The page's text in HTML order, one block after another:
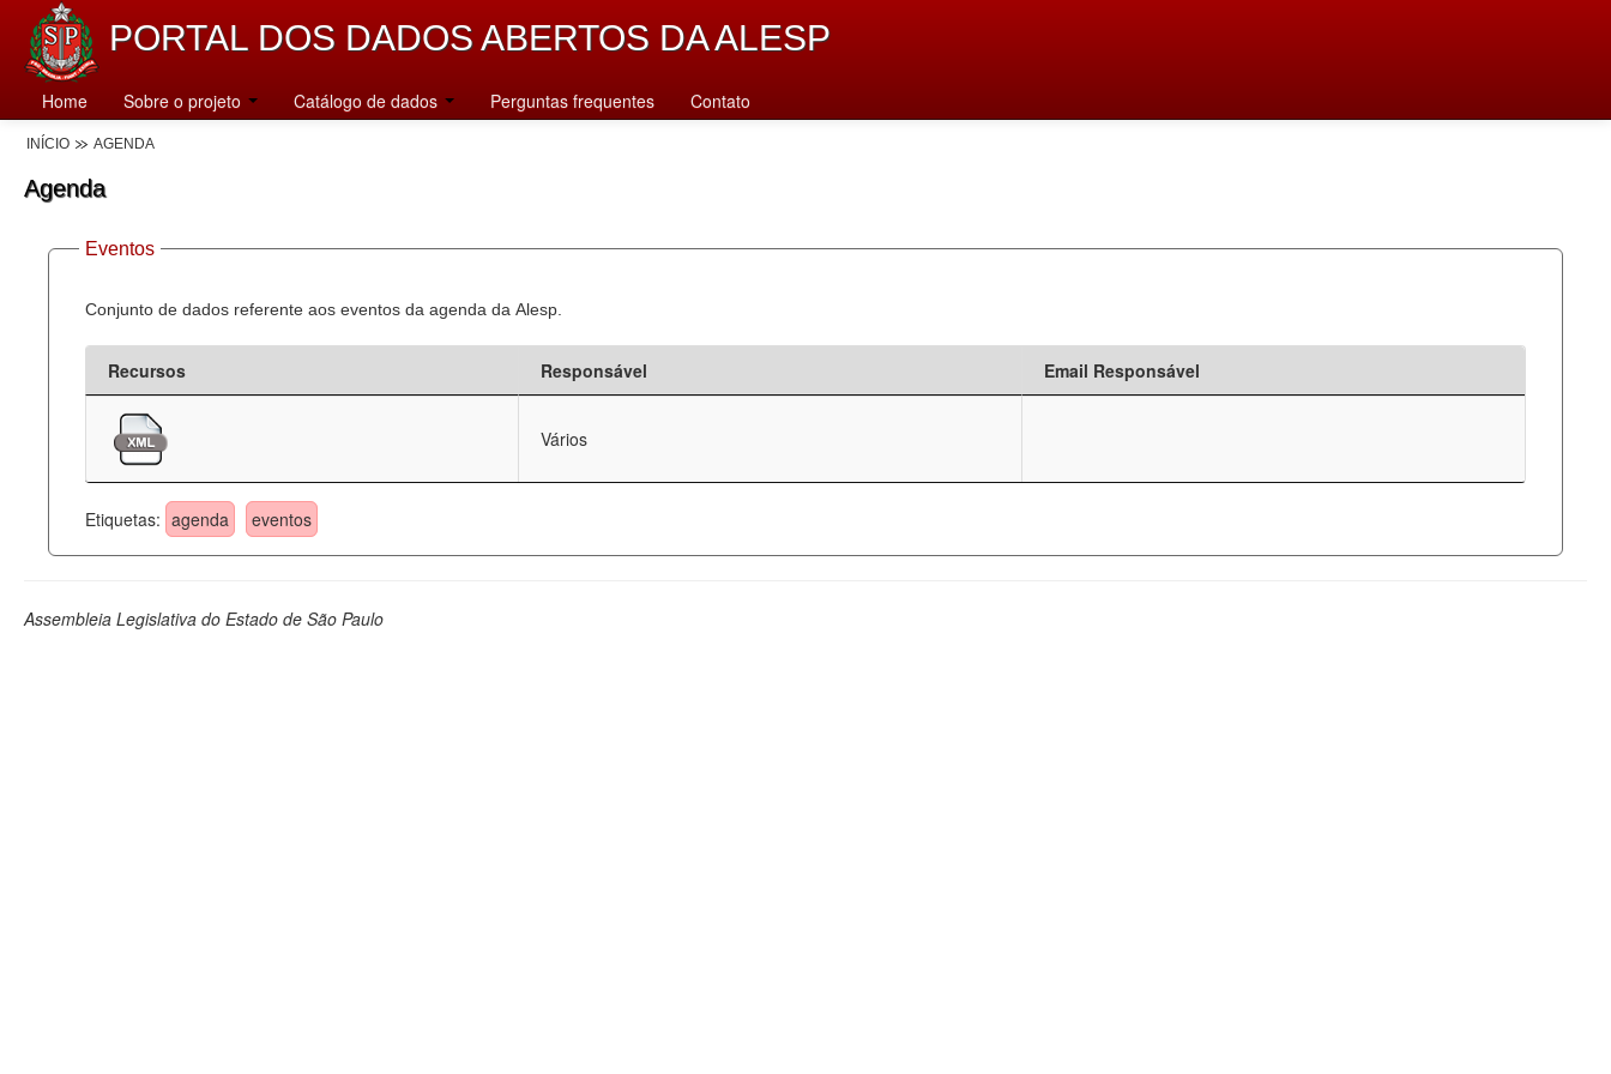
PORTAL DOS DADOS ABERTOS DA ALESP
Home Sobre o projeto Catálogo de dados Perguntas frequentes Contato
INÍCIO AGENDA
Agenda
Eventos
Conjunto de dados referente aos eventos da agenda da Alesp.
Recursos Responsável Email Responsável
Vários
Etiquetas: agenda eventos
Assembleia Legislativa do Estado de São Paulo